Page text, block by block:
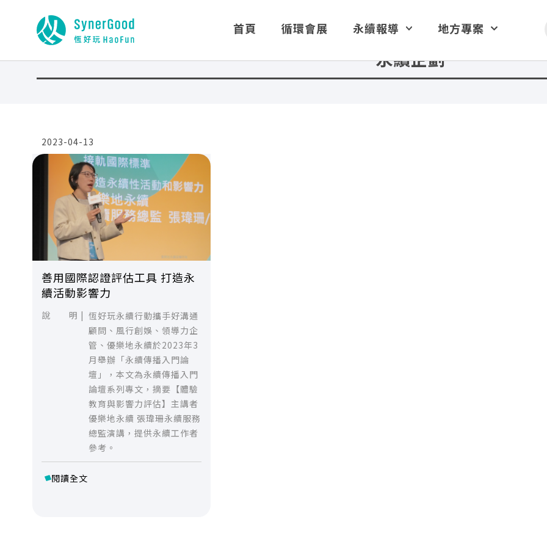
首頁 循環會展 永續報導 地方專案
永續企劃
2023-04-13
閱讀全文
善用國際認證評估工具 打造永
續活動影響力
說 明 | 恆好玩永續行動攜手好溝通
顧問、風行創娛、領導力企
管、優樂地永續於2023年3
月舉辦「永續傳播入門論
壇」，本文為永續傳播入門
論壇系列專文，摘要【體驗
教育與影響力評估】主講者
優樂地永續 張瑋珊永續服務
總監演講，提供永續工作者
參考。
閱讀全文